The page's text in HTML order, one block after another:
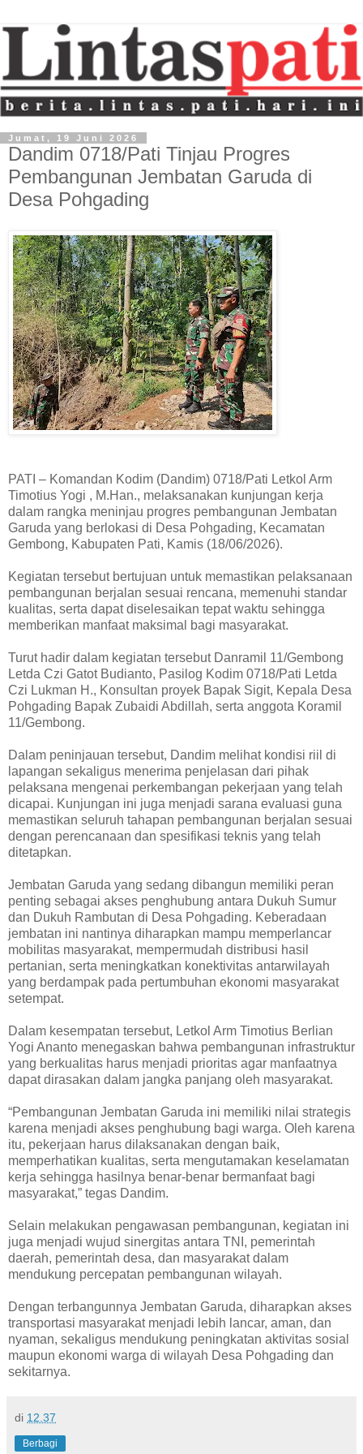
Jumat, 19 Juni 2026
Dandim 0718/Pati Tinjau Progres
Pembangunan Jembatan Garuda di
Desa Pohgading
PATI – Komandan Kodim (Dandim) 0718/Pati Letkol Arm
Timotius Yogi , M.Han., melaksanakan kunjungan kerja
dalam rangka meninjau progres pembangunan Jembatan
Garuda yang berlokasi di Desa Pohgading, Kecamatan
Gembong, Kabupaten Pati, Kamis (18/06/2026).
Kegiatan tersebut bertujuan untuk memastikan pelaksanaan
pembangunan berjalan sesuai rencana, memenuhi standar
kualitas, serta dapat diselesaikan tepat waktu sehingga
memberikan manfaat maksimal bagi masyarakat.
Turut hadir dalam kegiatan tersebut Danramil 11/Gembong
Letda Czi Gatot Budianto, Pasilog Kodim 0718/Pati Letda
Czi Lukman H., Konsultan proyek Bapak Sigit, Kepala Desa
Pohgading Bapak Zubaidi Abdillah, serta anggota Koramil
11/Gembong.
Dalam peninjauan tersebut, Dandim melihat kondisi riil di
lapangan sekaligus menerima penjelasan dari pihak
pelaksana mengenai perkembangan pekerjaan yang telah
dicapai. Kunjungan ini juga menjadi sarana evaluasi guna
memastikan seluruh tahapan pembangunan berjalan sesuai
dengan perencanaan dan spesifikasi teknis yang telah
ditetapkan.
Jembatan Garuda yang sedang dibangun memiliki peran
penting sebagai akses penghubung antara Dukuh Sumur
dan Dukuh Rambutan di Desa Pohgading. Keberadaan
jembatan ini nantinya diharapkan mampu memperlancar
mobilitas masyarakat, mempermudah distribusi hasil
pertanian, serta meningkatkan konektivitas antarwilayah
yang berdampak pada pertumbuhan ekonomi masyarakat
setempat.
Dalam kesempatan tersebut, Letkol Arm Timotius Berlian
Yogi Ananto menegaskan bahwa pembangunan infrastruktur
yang berkualitas harus menjadi prioritas agar manfaatnya
dapat dirasakan dalam jangka panjang oleh masyarakat.
“Pembangunan Jembatan Garuda ini memiliki nilai strategis
karena menjadi akses penghubung bagi warga. Oleh karena
itu, pekerjaan harus dilaksanakan dengan baik,
memperhatikan kualitas, serta mengutamakan keselamatan
kerja sehingga hasilnya benar-benar bermanfaat bagi
masyarakat,” tegas Dandim.
Selain melakukan pengawasan pembangunan, kegiatan ini
juga menjadi wujud sinergitas antara TNI, pemerintah
daerah, pemerintah desa, dan masyarakat dalam
mendukung percepatan pembangunan wilayah.
Dengan terbangunnya Jembatan Garuda, diharapkan akses
transportasi masyarakat menjadi lebih lancar, aman, dan
nyaman, sekaligus mendukung peningkatan aktivitas sosial
maupun ekonomi warga di wilayah Desa Pohgading dan
sekitarnya.
di 12.37
Berbagi